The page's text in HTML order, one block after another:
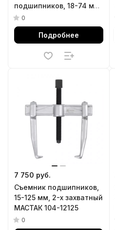
подшипников, 18-74 мм,
кейс, 51 предмет AFFIX
AF10020049C
0
Подробнее
7 750 руб.
Съемник подшипников,
15-125 мм, 2-х захватный
МАСТАК 104-12125
0